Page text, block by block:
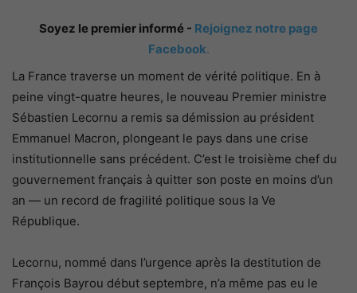
Soyez le premier informé - Rejoignez notre page
Facebook.
La France traverse un moment de vérité politique. En à
peine vingt-quatre heures, le nouveau Premier ministre
Sébastien Lecornu a remis sa démission au président
Emmanuel Macron, plongeant le pays dans une crise
institutionnelle sans précédent. C’est le troisième chef du
gouvernement français à quitter son poste en moins d’un
an — un record de fragilité politique sous la Ve
République.
Lecornu, nommé dans l’urgence après la destitution de
François Bayrou début septembre, n’a même pas eu le